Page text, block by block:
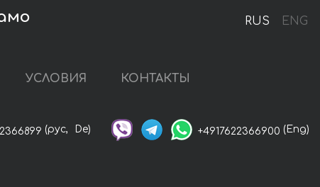
RUS ENG
УСЛОВИЯ КОНТАКТЫ
(рус, De) +4917622366900 (Eng)